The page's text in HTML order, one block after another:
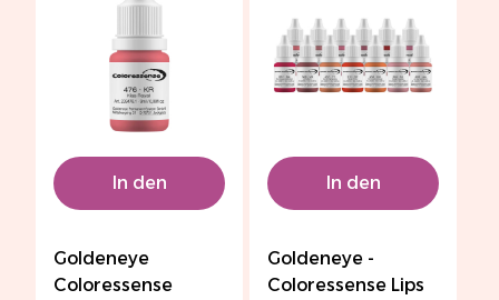
In den
Goldeneye
Coloressense
In den
Goldeneye -
Coloressense Lips